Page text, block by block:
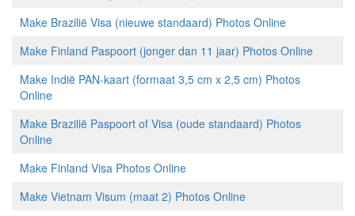
Make Brazilië Visa (nieuwe standaard) Photos Online
Make Finland Paspoort (jonger dan 11 jaar) Photos Online
Make Indië PAN-kaart (formaat 3,5 cm x 2,5 cm) Photos
Online
Make Brazilië Paspoort of Visa (oude standaard) Photos
Online
Make Finland Visa Photos Online
Make Vietnam Visum (maat 2) Photos Online